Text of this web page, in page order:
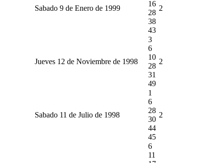
Sabado 9 de Enero de 1999
16
28
38
43
2
Jueves 12 de Noviembre de 1998
3
6
10
28
31
49
2
Sabado 11 de Julio de 1998
1
6
28
30
44
45
2
6
11